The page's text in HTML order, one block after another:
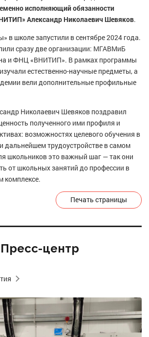
исполняющий обязанности
Александр Николаевич Шевяков.
в школе запустили в сентябре 2024 года.
сразу две организации: МГАВМиБ
и ФНЦ «ВНИТИП». В рамках программы
естественно-научные предметы, а
вели дополнительные профильные
Николаевич Шевяков поздравил
полученного ими профиля и
возможностях целевого обучения в
дальнейшем трудоустройстве в самом
это важный шаг — так они
от школьных занятий до профессии в
комплексе.
Печать страницы
Пресс-центр